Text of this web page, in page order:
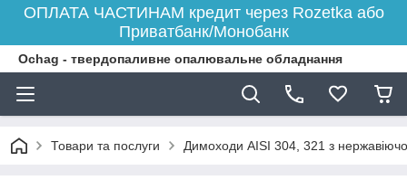
ОПЛАТА ЧАСТИНАМ кредит через Rozetka або
Приватбанк/Монобанк
Ochag - твердопаливне опалювальне обладнання
Товари та послуги Димоходи AISI 304, 321 з